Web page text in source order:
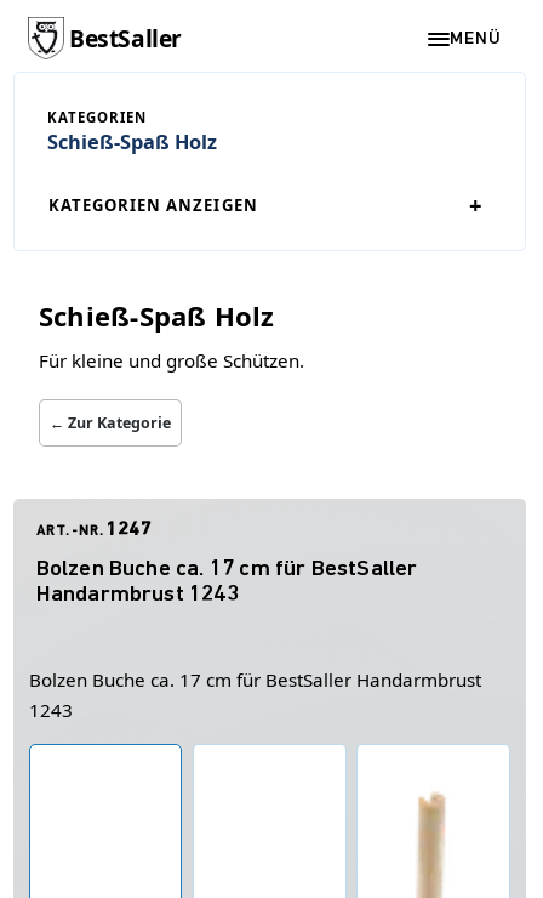
BestSaller MENÜ
KATEGORIEN
Schieß-Spaß Holz
KATEGORIEN ANZEIGEN +
Schieß-Spaß Holz
Für kleine und große Schützen.
← Zur Kategorie
ART.-NR. 1247
Bolzen Buche ca. 17 cm für BestSaller
Handarmbrust 1243
Bolzen Buche ca. 17 cm für BestSaller Handarmbrust
1243